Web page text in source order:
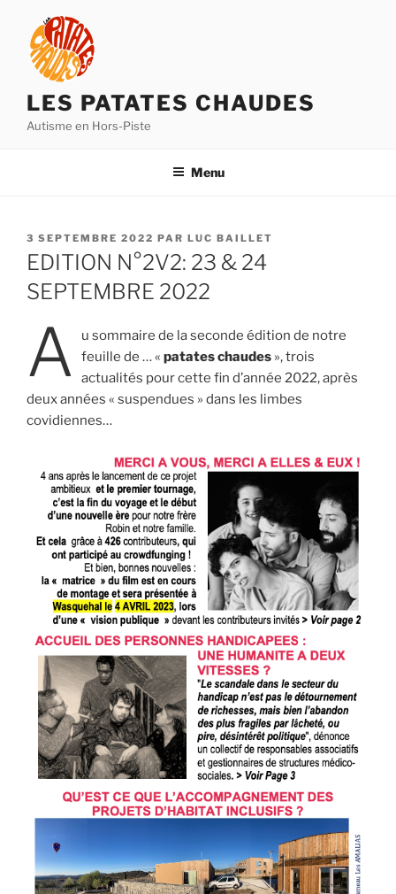
contenu
principal
LES PATATES CHAUDES
Autisme en Hors-Piste
Menu
PUBLIÉ
LE
3 SEPTEMBRE 2022 PAR LUC BAILLET
EDITION N°2V2: 23 & 24
SEPTEMBRE 2022
A
u sommaire de la seconde édition de notre
feuille de … « patates chaudes », trois
actualités pour cette fin d’année 2022, après
deux années « suspendues » dans les limbes
covidiennes…